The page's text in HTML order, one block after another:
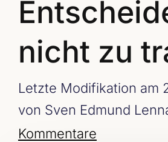
nicht zu
Letzte Modifikation am
von Sven Edmund
Kommentare